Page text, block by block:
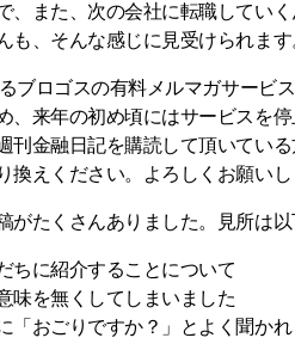
、また、次の会社に転職してい
も、そんな感じに見受けられます
ブロゴスの有料メルマガサービ
、来年の初め頃にはサービスを
刊金融日記を購読して頂いてい
換えください。よろしくお願い
たくさんありました。見所は
ちに紹介することについて
味を無くしてしまいました
「おごりですか？」とよく聞かれ